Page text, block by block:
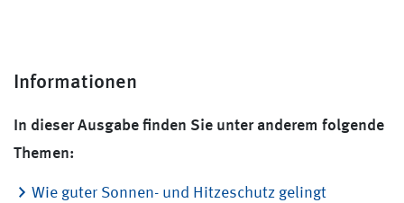
Informationen
In dieser Ausgabe finden Sie unter anderem folgende
Themen:
Wie guter Sonnen- und Hitzeschutz gelingt